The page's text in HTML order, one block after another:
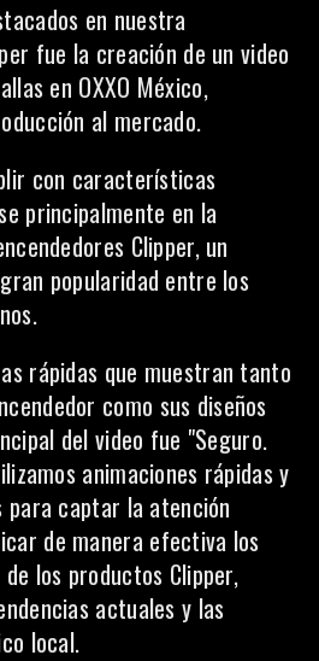
en nuestra
fue la creación de un video
en OXXO México,
al mercado.
con características
principalmente en la
Clipper, un
popularidad entre los
rápidas que muestran tanto
como sus diseños
del video fue "Seguro.
animaciones rápidas y
captar la atención
de manera efectiva los
los productos Clipper,
actuales y las
local.